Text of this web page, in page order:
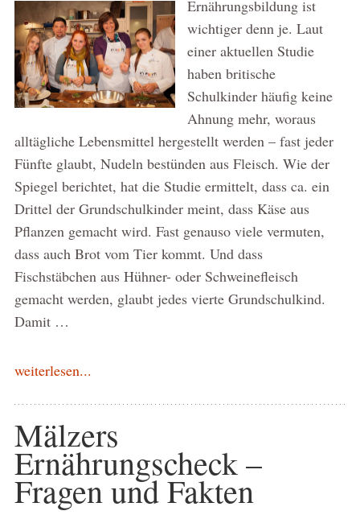
Ernährungsbildung ist
wichtiger denn je. Laut
einer aktuellen Studie
haben britische
Schulkinder häufig keine
Ahnung mehr, woraus
alltägliche Lebensmittel hergestellt werden – fast jeder
Fünfte glaubt, Nudeln bestünden aus Fleisch. Wie der
Spiegel berichtet, hat die Studie ermittelt, dass ca. ein
Drittel der Grundschulkinder meint, dass Käse aus
Pflanzen gemacht wird. Fast genauso viele vermuten,
dass auch Brot vom Tier kommt. Und dass
Fischstäbchen aus Hühner- oder Schweinefleisch
gemacht werden, glaubt jedes vierte Grundschulkind.
Damit …
weiterlesen...
Mälzers
Ernährungscheck –
Fragen und Fakten